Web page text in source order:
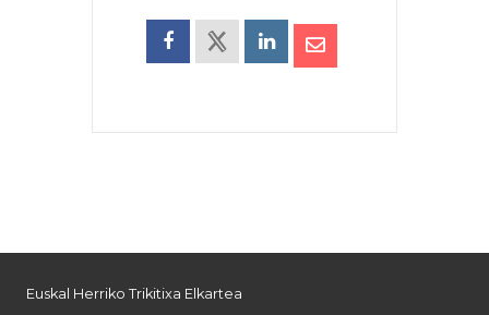
Euskal Herriko Trikitixa Elkartea